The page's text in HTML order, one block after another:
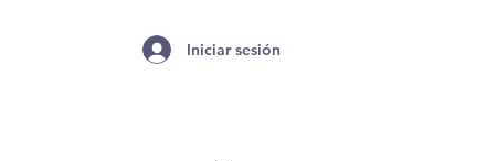
Iniciar sesión